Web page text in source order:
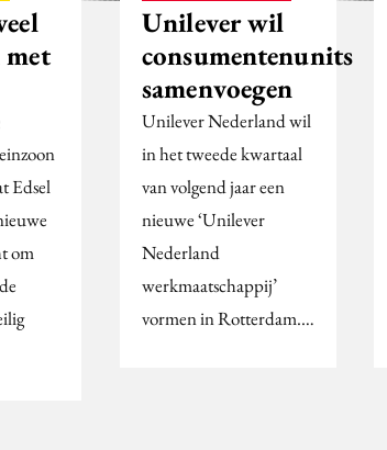
met
Edsel
om
Unilever wil
consumentenunits
samenvoegen
Unilever Nederland wil
in het tweede kwartaal
van volgend jaar een
nieuwe ‘Unilever
Nederland
werkmaatschappij’
vormen in Rotterdam.…